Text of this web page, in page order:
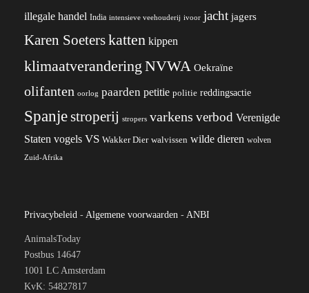
illegale handel India intensieve veehouderij ivoor jacht jagers
Karen Soeterskatten kippen
klimaatverandering NVWA Oekraïne
olifanten oorlog paarden petitie politie reddingsactie
Spanjestroperij stropers varkens verbod Verenigde
Staten vogels VS Wakker Dier walvissen wilde dieren wolven
Zuid-Afrika
Privacybeleid - Algemene voorwaarden - ANBI
AnimalsToday
Postbus 14647
1001 LC Amsterdam
KvK: 54827817